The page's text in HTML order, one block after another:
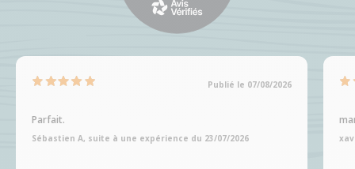
Publié le 07/08/2026
Parfait.
Sébastien A, suite à une expérience du 23/07/2026